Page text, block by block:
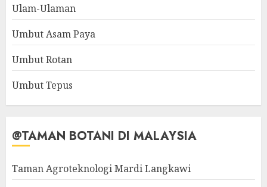
Ulam-Ulaman
Umbut Asam Paya
Umbut Rotan
Umbut Tepus
@TAMAN BOTANI DI MALAYSIA
Taman Agroteknologi Mardi Langkawi